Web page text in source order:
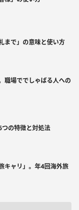
で」の意味と使い方
職場ででしゃばる人への
つの特徴と対処法
キャリ」。年4回海外旅